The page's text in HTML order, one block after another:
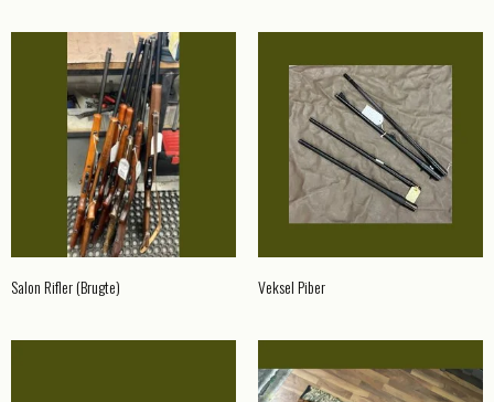
Salon Rifler (Brugte) Veksel Piber